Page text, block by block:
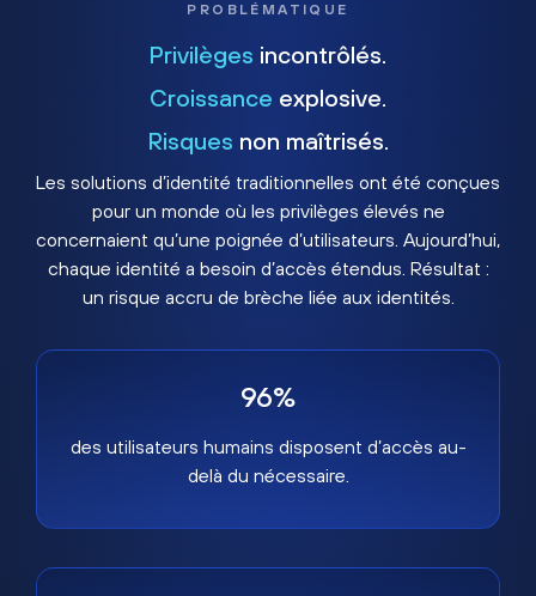
PROBLÉMATIQUE
Privilèges incontrôlés.
Croissance explosive.
Risques non maîtrisés.
Les solutions d’identité traditionnelles ont été conçues
pour un monde où les privilèges élevés ne
concernaient qu’une poignée d’utilisateurs. Aujourd’hui,
chaque identité a besoin d’accès étendus. Résultat :
un risque accru de brèche liée aux identités.
96%
des utilisateurs humains disposent d’accès au-
delà du nécessaire.